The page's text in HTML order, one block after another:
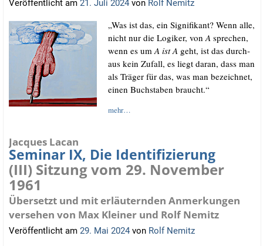
Veröffentlicht am 21. Juli 2024 von Rolf Nemitz
„Was ist das, ein Signi­fi­kant? Wenn alle,
nicht nur die Logi­ker, von A spre­chen,
wenn es um A ist A geht, ist das durch­
aus kein Zufall, es liegt dar­an, dass man
als Trä­ger für das, was man bezeich­net,
einen Buch­sta­ben braucht.“
mehr…
Jacques Lacan
Seminar IX, Die Identifizierung
(III) Sitzung vom 29. November
1961
Übersetzt und mit erläuternden Anmerkungen
versehen von Max Kleiner und Rolf Nemitz
Veröffentlicht am 29. Mai 2024 von Rolf Nemitz